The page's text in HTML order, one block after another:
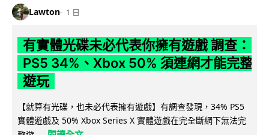
Lawton 1 日
有實體光碟未必代表你擁有遊戲 調查：
PS5 34%、Xbox 50% 須連網才能完整
遊玩
【就算有光碟，也未必代表擁有遊戲】有調查發現，34% PS5
實體遊戲及 50% Xbox Series X 實體遊戲在完全斷網下無法完